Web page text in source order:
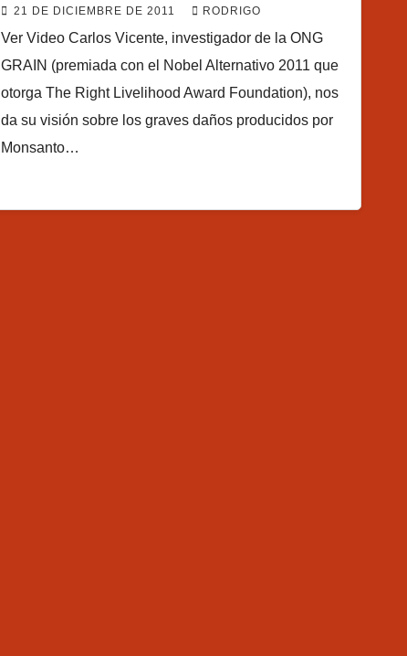
21 DE DICIEMBRE DE 2011 RODRIGO
Ver Video Carlos Vicente, investigador de la ONG
GRAIN (premiada con el Nobel Alternativo 2011 que
otorga The Right Livelihood Award Foundation), nos
da su visión sobre los graves daños producidos por
Monsanto…